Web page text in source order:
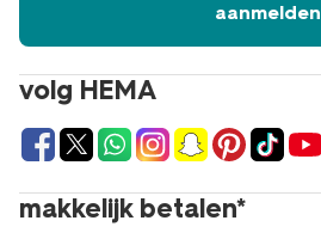
volg HEMA
makkelijk betalen*
aanmelden